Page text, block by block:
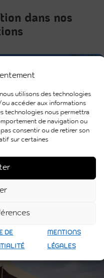
utilisons des technologies
accéder aux informations
technologies nous permettra
de navigation ou
consentir ou de retirer son
sur certaines
DE MENTIONS
LÉGALES
dans nos